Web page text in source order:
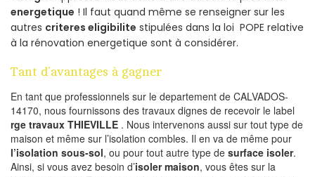
energetique ! Il faut quand même se renseigner sur les
autres criteres eligibilite stipulées dans la loi POPE relative
à la rénovation energetique sont à considérer.
Tant d’avantages à gagner
En tant que professionnels sur le departement de CALVADOS-
14170, nous fournissons des travaux dignes de recevoir le label
rge travaux THIEVILLE . Nous intervenons aussi sur tout type de
maison et même sur l’isolation combles. Il en va de même pour
l’isolation sous-sol, ou pour tout autre type de surface isoler.
Ainsi, si vous avez besoin d’isoler maison, vous êtes sur la